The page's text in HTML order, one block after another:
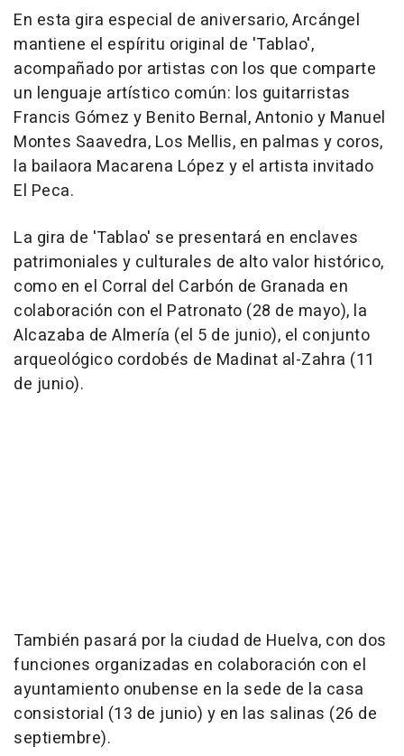
En esta gira especial de aniversario, Arcángel
mantiene el espíritu original de 'Tablao',
acompañado por artistas con los que comparte
un lenguaje artístico común: los guitarristas
Francis Gómez y Benito Bernal, Antonio y Manuel
Montes Saavedra, Los Mellis, en palmas y coros,
la bailaora Macarena López y el artista invitado
El Peca.
La gira de 'Tablao' se presentará en enclaves
patrimoniales y culturales de alto valor histórico,
como en el Corral del Carbón de Granada en
colaboración con el Patronato (28 de mayo), la
Alcazaba de Almería (el 5 de junio), el conjunto
arqueológico cordobés de Madinat al-Zahra (11
de junio).
También pasará por la ciudad de Huelva, con dos
funciones organizadas en colaboración con el
ayuntamiento onubense en la sede de la casa
consistorial (13 de junio) y en las salinas (26 de
septiembre).